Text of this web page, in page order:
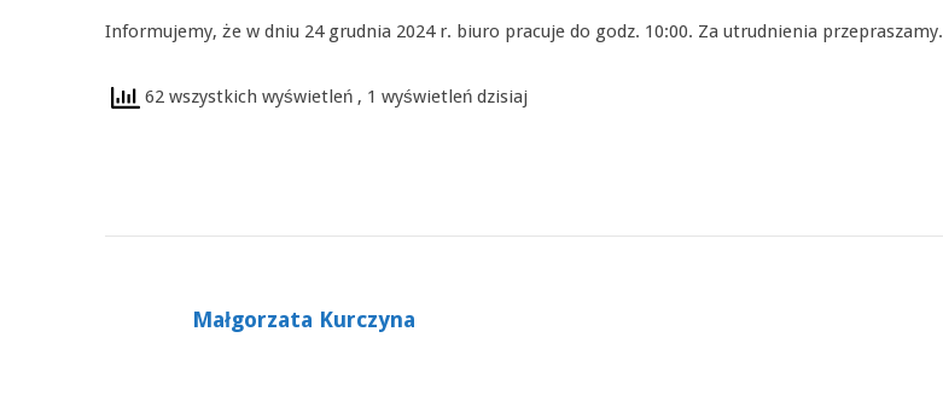
Informujemy, że w dniu 24 grudnia 2024 r. biuro pracuje do godz. 10:00. Za utrudnienia przepraszamy.
62 wszystkich wyświetleń , 1 wyświetleń dzisiaj
Małgorzata Kurczyna